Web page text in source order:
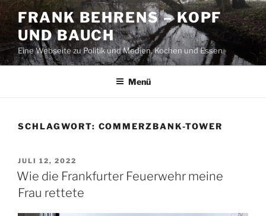
Zum
Inhalt
springen
FRANK BEHRENS – KOPF
UND BAUCH
Eine Webseite zu Politik und Medien, Kochen und Essen
Menü
SCHLAGWORT: COMMERZBANK-TOWER
VERÖFFENTLICHT
AM
JULI 12, 2022
Wie die Frankfurter Feuerwehr meine
Frau rettete